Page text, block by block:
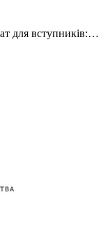
для вступників:…